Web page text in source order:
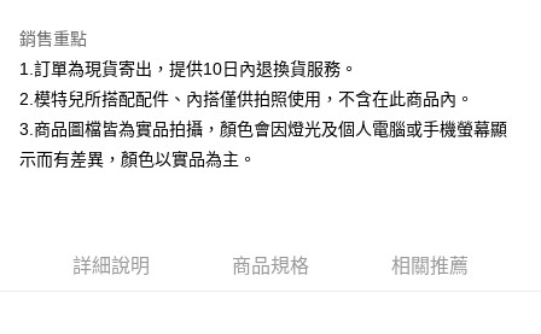
聯邦商業銀行
元大商業銀行
永豐商業銀行
台新國際商業銀行
中國信託商業銀行
台灣樂天信用卡公司
悠遊付
Google Pay
全盈+PAY
【大哥付你分期使用說明】
1.本服務由台灣大哥大提供，台灣大哥大用戶可立即使用無須另外申請。
AFTEE先享後付
銷售重點
1.訂單為現貨寄出，提供10日內退換貨服務。
2.模特兒所搭配配件、內搭僅供拍照使用，不含在此商品內。
3.商品圖檔皆為實品拍攝，顏色會因燈光及個人電腦或手機螢幕顯
示而有差異，顏色以實品為主。
詳細說明 商品規格 相關推薦